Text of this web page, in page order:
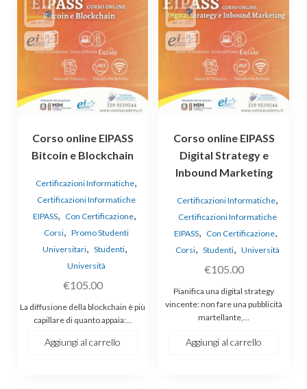
Corso online EIPASS
Bitcoin e Blockchain
Certificazioni Informatiche,
Certificazioni Informatiche
EIPASS, Con Certificazione,
Corsi, Promo Studenti
Universitari, Studenti,
Università
€105.00
La diffusione della blockchain è più
capillare di quanto appaia:…
Aggiungi al carrello
Corso online EIPASS
Digital Strategy e
Inbound Marketing
Certificazioni Informatiche,
Certificazioni Informatiche
EIPASS, Con Certificazione,
Corsi, Studenti, Università
€105.00
Pianifica una digital strategy
vincente: non fare una pubblicità
martellante,…
Aggiungi al carrello